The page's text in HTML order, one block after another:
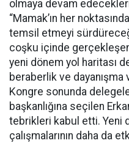
olmaya devam
“Mamak’ın her
temsil etmeyi
coşku içinde
yeni dönem yol haritası
beraberlik ve dayanışma
Kongre sonunda
başkanlığına seçilen
tebrikleri kabul etti. Yeni
çalışmalarının daha da